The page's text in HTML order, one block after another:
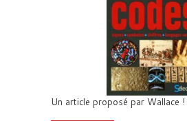
Un article proposé par Wallace !